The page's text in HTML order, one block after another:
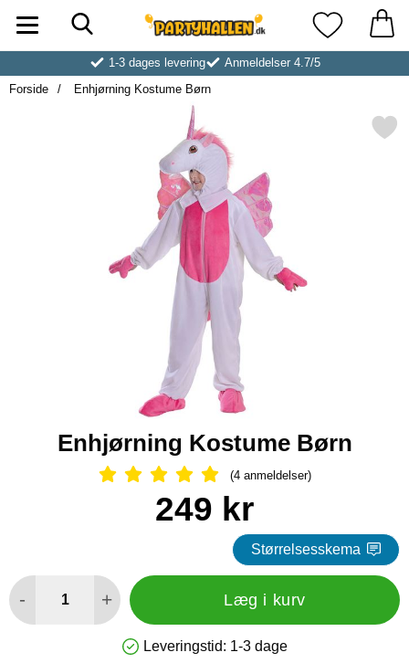
Startside for Partyhallen AB Mine
1-3 dages levering
Anmeldelser 4.7/5
Forside
Enhjørning Kostume Børn
Markér enhjørning
Enhjørning Kostume Børn
Anmeldelser: 5 Stjerne, Spring til
(4 anmeldelser)
Køb dette produkt Enhjørning Kostume Børn
pris
249 kr
Størrelsesskema
- + Læg i kurv
Produkttilgængelighed: På lager
Leveringstid: 1-3 dage